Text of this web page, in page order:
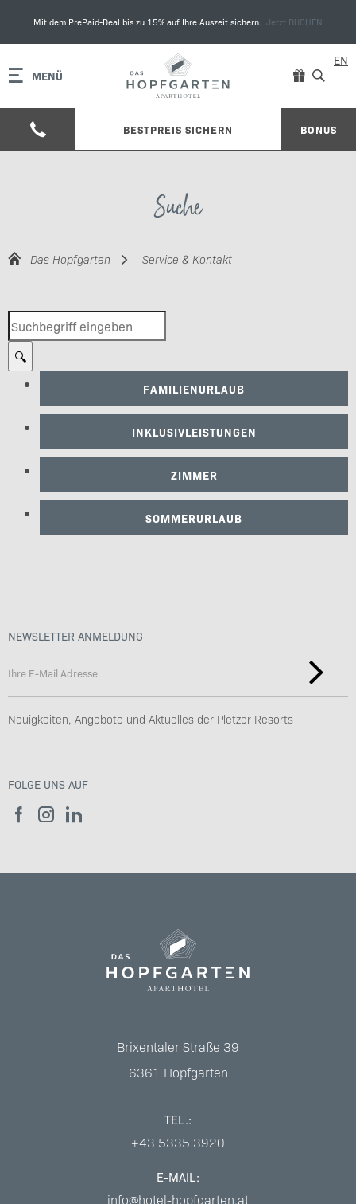
Mit dem PrePaid-Deal bis zu 15% auf Ihre Auszeit sichern. Jetzt BUCHEN
MENÜ
BESTPREIS SICHERN BONUS
EN
Suche
Das Hopfgarten Service & Kontakt
FAMILIENURLAUB
INKLUSIVLEISTUNGEN
ZIMMER
SOMMERURLAUB
NEWSLETTER ANMELDUNG
Neuigkeiten, Angebote und Aktuelles der Pletzer Resorts
FOLGE UNS AUF
Brixentaler Straße 39
6361 Hopfgarten
TEL.:
+43 5335 3920
E-MAIL:
info@hotel-hopfgarten.at